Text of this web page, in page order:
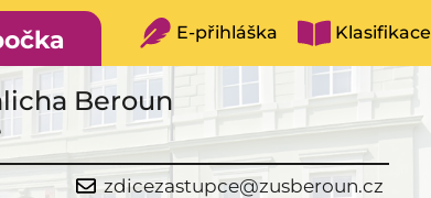
E-přihláška Klasifikace
Beroun
zdicezastupce@zusberoun.cz